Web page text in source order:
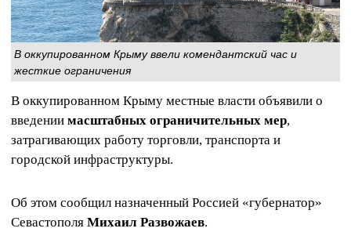
В оккупированном Крыму ввели комендантский час и
жесткие ограничения
В оккупированном Крыму местные власти объявили о
введении масштабных ограничительных мер,
затрагивающих работу торговли, транспорта и
городской инфраструктуры.
Об этом сообщил назначенный Россией «губернатор»
Севастополя Михаил Развожаев.